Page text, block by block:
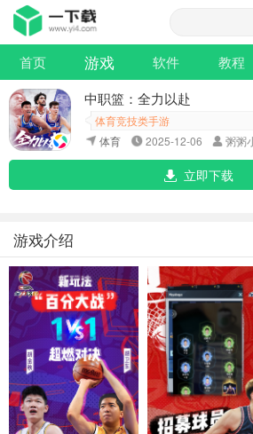
首页 游戏 软件 教程
中职篮：全力以赴
体育竞技类手游
体育
2025-12-06 粥粥
立即下载
游戏介绍